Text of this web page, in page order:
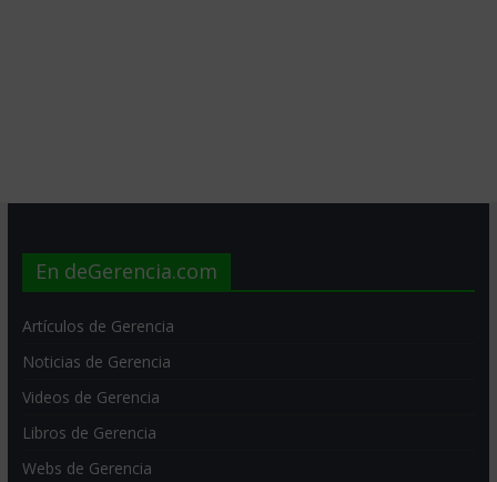
En deGerencia.com
Artículos de Gerencia
Noticias de Gerencia
Videos de Gerencia
Libros de Gerencia
Webs de Gerencia